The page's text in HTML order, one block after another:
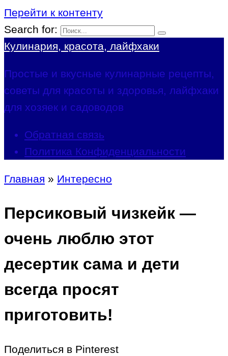
Перейти к контенту
Search for:
Кулинария, красота, лайфхаки
Простые и вкусные кулинарные рецепты,
советы для красоты и здоровья, лайфхаки
для хозяек и садоводов
Обратная связь
Политика Конфиденциальности
Главная » Интересно
Персиковый чизкейк —
очень люблю этот
десертик сама и дети
всегда просят
приготовить!
Поделиться в Pinterest